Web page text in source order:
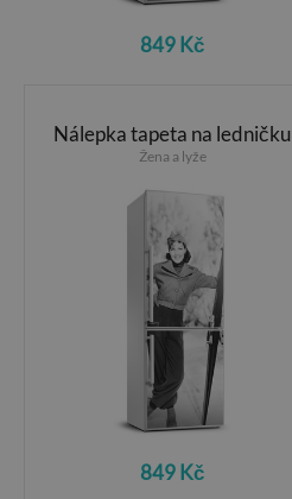
849 Kč
Nálepka tapeta na ledničku
Žena a lyže
849 Kč